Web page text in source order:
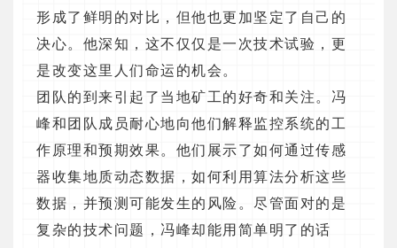
形成了鲜明的对比，但他也更加坚定了自己的
决心。他深知，这不仅仅是一次技术试验，更
是改变这里人们命运的机会。
团队的到来引起了当地矿工的好奇和关注。冯
峰和团队成员耐心地向他们解释监控系统的工
作原理和预期效果。他们展示了如何通过传感
器收集地质动态数据，如何利用算法分析这些
数据，并预测可能发生的风险。尽管面对的是
复杂的技术问题，冯峰却能用简单明了的话